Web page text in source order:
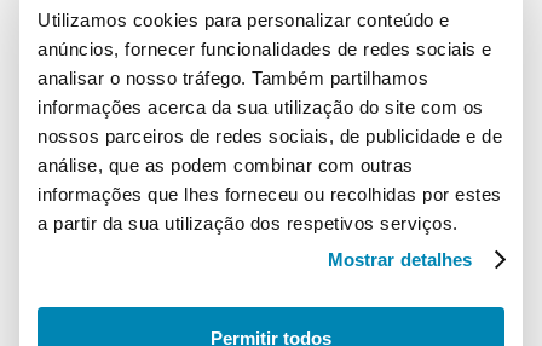
Utilizamos cookies para personalizar conteúdo e
anúncios, fornecer funcionalidades de redes sociais e
analisar o nosso tráfego. Também partilhamos
informações acerca da sua utilização do site com os
nossos parceiros de redes sociais, de publicidade e de
análise, que as podem combinar com outras
informações que lhes forneceu ou recolhidas por estes
a partir da sua utilização dos respetivos serviços.
Mostrar detalhes
Permitir todos
nosso país.
Localização
AGEFE – Associação Portuguesa da Indústria Eletrodigital
Campo Grande, 28, 10C
1700-093 Lisboa
Contactos
Email:info@etimportugal.pt